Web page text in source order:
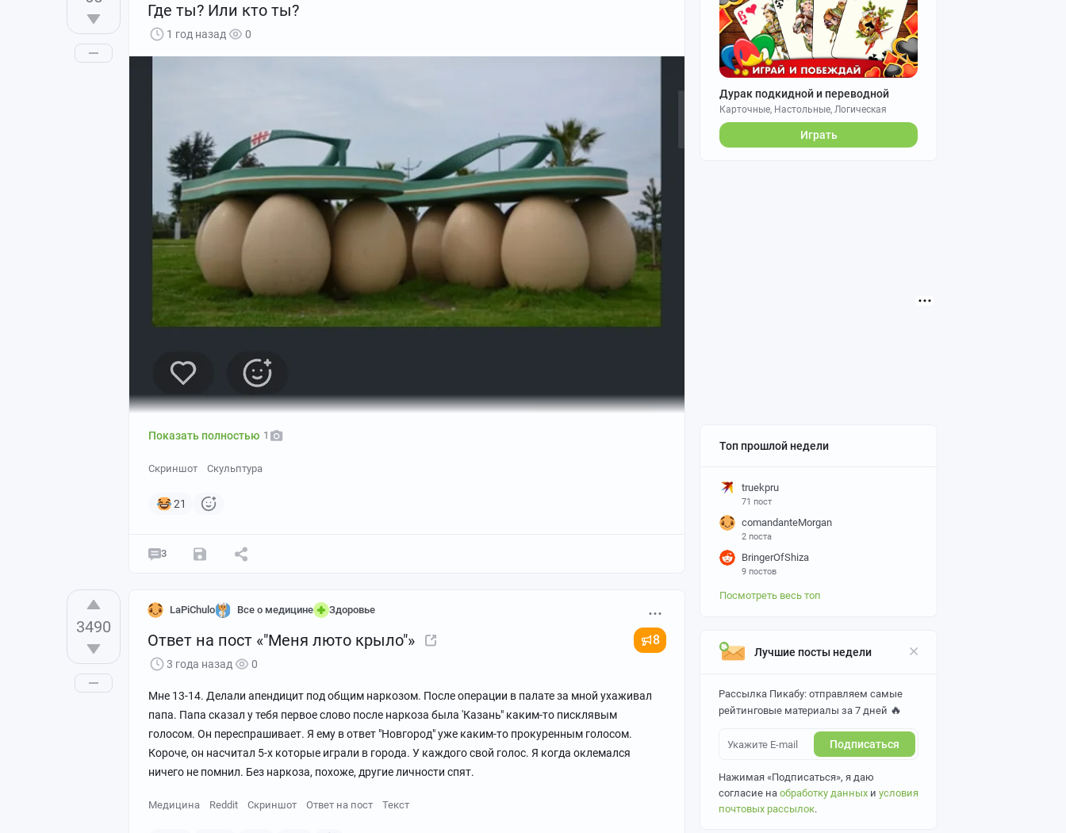
Дурак подкидной и переводной
Карточные, Настольные, Логическая
Играть
Топ прошлой недели
truekpru
71 пост
comandanteMorgan
2 поста
BringerOfShiza
9 постов
Посмотреть весь топ
Лучшие посты недели
Рассылка Пикабу: отправляем самые
рейтинговые материалы за 7 дней 🔥
Подписаться
Нажимая «Подписаться», я даю
согласие на обработку данных и условия
почтовых рассылок.
Где ты? Или кто ты?
1 год назад 0
Показать полностью 1
Скриншот Скульптура
21
3
3490
LaPiChulo Все о медицине Здоровье
Ответ на пост «"Меня люто крыло"» 8
3 года назад 0
Мне 13-14. Делали апендицит под общим наркозом. После операции в палате за мной ухаживал
папа. Папа сказал у тебя первое слово после наркоза была 'Казань" каким-то писклявым
голосом. Он переспрашивает. Я ему в ответ "Новгород" уже каким-то прокуренным голосом.
Короче, он насчитал 5-х которые играли в города. У каждого свой голос. Я когда оклемался
ничего не помнил. Без наркоза, похоже, другие личности спят.
Медицина Reddit Скриншот Ответ на пост Текст